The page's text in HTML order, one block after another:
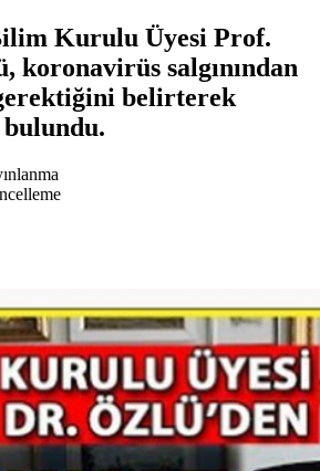
Kurulu Üyesi Prof.
koronavirüs salgınından
belirterek